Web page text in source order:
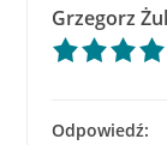
Grzegorz
Odpowiedź: